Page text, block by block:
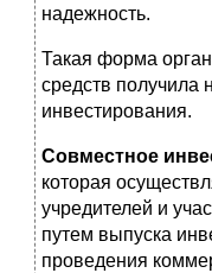
надежность.
Такая форма
средств получила
инвестирования.
Совместное
которая
учредителей и
путем выпуска
проведения